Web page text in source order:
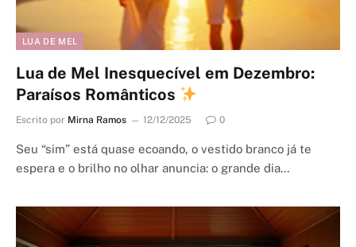
LUA DE MEL
Lua de Mel Inesquecível em Dezembro:
Paraísos Românticos
Escrito por Mirna Ramos 12/12/2025 0
Seu “sim” está quase ecoando, o vestido branco já te
espera e o brilho no olhar anuncia: o grande dia…